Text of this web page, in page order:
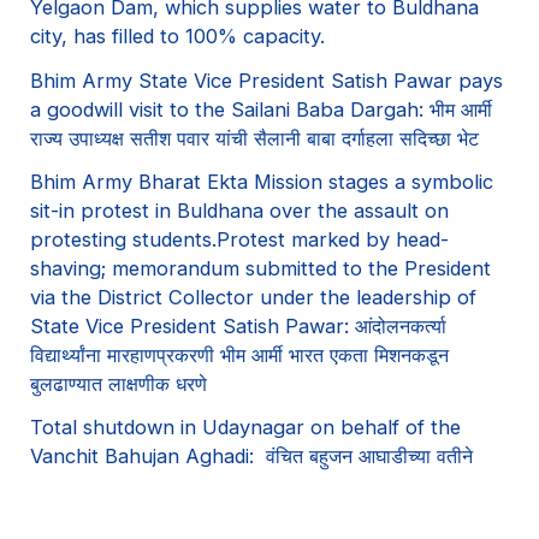
Yelgaon Dam, which supplies water to Buldhana
city, has filled to 100% capacity.
Bhim Army State Vice President Satish Pawar pays
a goodwill visit to the Sailani Baba Dargah: भीम आर्मी
राज्य उपाध्यक्ष सतीश पवार यांची सैलानी बाबा दर्गाहला सदिच्छा भेट
Bhim Army Bharat Ekta Mission stages a symbolic
sit-in protest in Buldhana over the assault on
protesting students.Protest marked by head-
shaving; memorandum submitted to the President
via the District Collector under the leadership of
State Vice President Satish Pawar: आंदोलनकर्त्या
विद्यार्थ्यांना मारहाणप्रकरणी भीम आर्मी भारत एकता मिशनकडून
बुलढाण्यात लाक्षणीक धरणे
Total shutdown in Udaynagar on behalf of the
Vanchit Bahujan Aghadi: वंचित बहुजन आघाडीच्या वतीने